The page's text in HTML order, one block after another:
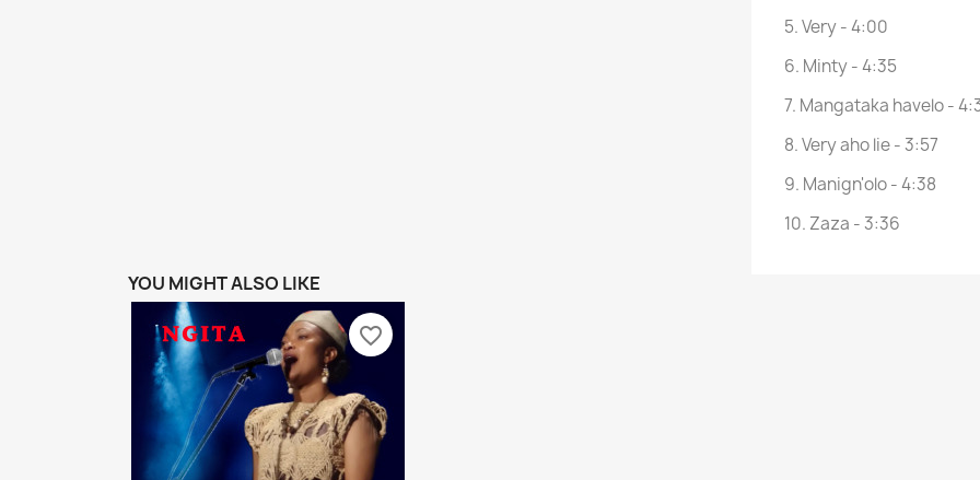
5. Very - 4:00
6. Minty - 4:35
7. Mangataka havelo -
8. Very aho lie - 3:57
9. Manign'olo - 4:38
10. Zaza - 3:36
YOU MIGHT ALSO LIKE
favorite_border